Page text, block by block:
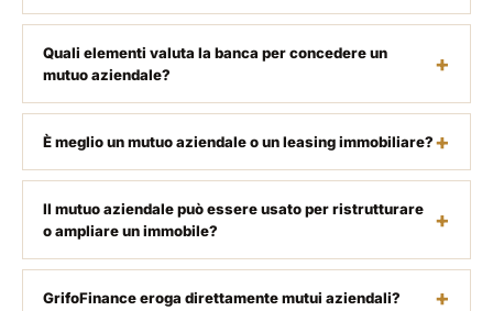
Quali elementi valuta la banca per concedere un
mutuo aziendale?
È meglio un mutuo aziendale o un leasing immobiliare?
Il mutuo aziendale può essere usato per ristrutturare
o ampliare un immobile?
GrifoFinance eroga direttamente mutui aziendali?